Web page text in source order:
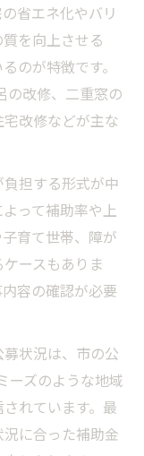
省エネ化やバリ
を向上させる
のが特徴です。
の改修、二重窓の
改修などが主な
担する形式が中
って補助率や上
育て世帯、障が
ースもありま
容の確認が必要
状況は、市の公
ーズのような地域
れています。最
に合った補助金